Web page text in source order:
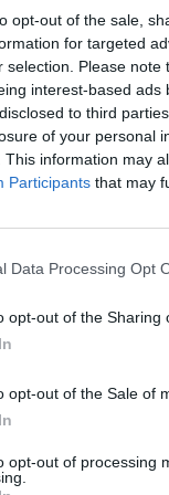
opt-out of the sale,
for targeted
selection. Please
interest-based
to third
of your personal
This information may
Participants that may
Data Processing Opt
opt-out of the Sharing
opt-out of the Sale of
opt-out of processing
en retail:
apertura en
ya cuenta con
d’Aro
Girona.
que
de la sociedad
del 2018”. El
por esta
euros en tres